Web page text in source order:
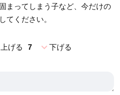
まってしまう子など、今だけの
てください。
げる 7 expand_more下げる